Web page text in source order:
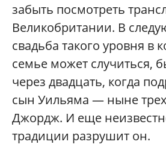
забыть посмотреть
Великобритании. В
свадьба такого уровня в
семье может случиться,
через двадцать, когда
сын Уильяма — ныне
Джордж. И еще
традиции разрушит он.